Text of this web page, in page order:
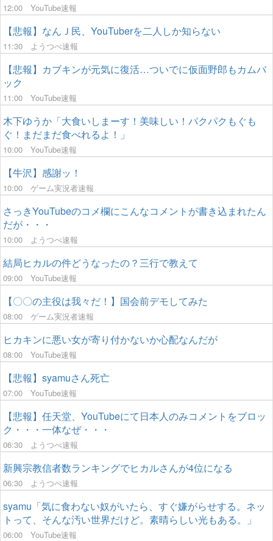
12:00 YouTube速報
【悲報】なんＪ民、YouTuberを二人しか知らない
11:30 ようつべ速報
【悲報】カブキンが元気に復活…ついでに仮面野郎もカムバ
ック
11:00 YouTube速報
木下ゆうか「大食いしまーす！美味しい！パクパクもぐも
ぐ！まだまだ食べれるよ！」
10:00 YouTube速報
【牛沢】感謝ッ！
10:00 ゲーム実況者速報
さっきYouTubeのコメ欄にこんなコメントが書き込まれたん
だが・・・
10:00 ようつべ速報
結局ヒカルの件どうなったの？三行で教えて
09:00 YouTube速報
【〇〇の主役は我々だ！】国会前デモしてみた
08:00 ゲーム実況者速報
ヒカキンに悪い女が寄り付かないか心配なんだが
08:00 YouTube速報
【悲報】syamuさん死亡
07:00 YouTube速報
【悲報】任天堂、YouTubeにて日本人のみコメントをブロッ
ク・・・一体なぜ・・・
06:30 ようつべ速報
新興宗教信者数ランキングでヒカルさんが4位になる
06:30 ようつべ速報
syamu「気に食わない奴がいたら、すぐ嫌がらせする。ネッ
トって、そんな汚い世界だけど。素晴らしい光もある。」
06:00 YouTube速報